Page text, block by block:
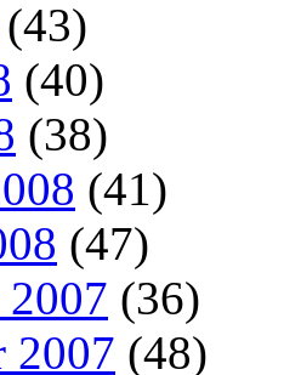
(43)
(40)
(38)
(41)
(47)
2007 (36)
2007 (48)